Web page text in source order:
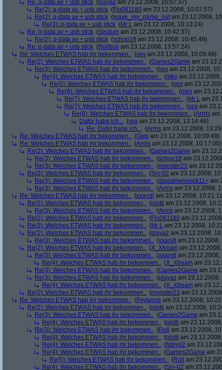
Re: g-data av + usb stick (playaz am 23.12.2008, 10:07:37)
Re(2): g-data av + usb stick (Flo061180 am 23.12.2008, 10:07:57)
Re(2): g-data av + usb stick ( leave_my_name_out am 23.12.2008,
Re(3): g-data av + usb stick (Mr L am 23.12.2008, 10:13:24)
Re: g-data av + usb stick (Sputum am 23.12.2008, 10:42:37)
Re(2): g-data av + usb stick (schop18 am 23.12.2008, 10:45:49)
Re: g-data av + usb stick (Roliboli am 23.12.2008, 13:57:24)
Re: Welches ETWAS hab ihr bekommen.. (vex am 23.12.2008, 10:09:49)
Re(2): Welches ETWAS hab ihr bekommen.. (Games2Game am
Re(3): Welches ETWAS hab ihr bekommen.. (vex am 23.12.2008,
Re(4): Welches ETWAS hab ihr bekommen.. (mko am
Re(5): Welches ETWAS hab ihr bekommen.. (vex am
Re(6): Welches ETWAS hab ihr bekommen.. (mko am
Re(7): Welches ETWAS hab ihr bekommen.. (Mr L am
Re(7): Welches ETWAS hab ihr bekommen.. (vex am
Re(8): Welches ETWAS hab ihr bekommen.. (Arrris am
Dafür habe ich... (vex am 23.12.2008, 13:14:46)
Re: Dafür habe ich... (Arrris am 23.12.2008,
Re: Welches ETWAS hab ihr bekommen.. (Gwp am 23.12.2008, 10:09:49)
Re: Welches ETWAS hab ihr bekommen.. (Arrris am 23.12.2008, 10:17:00)
Re(2): Welches ETWAS hab ihr bekommen.. (Games2Game am
Re(3): Welches ETWAS hab ihr bekommen.. (schop18 am
Re(3): Welches ETWAS hab ihr bekommen.. (monster23 am
Re(2): Welches ETWAS hab ihr bekommen.. (Srv-02 am 23.12.2008,
Re(3): Welches ETWAS hab ihr bekommen.. (dasistmeinnick11+ am
Re(3): Welches ETWAS hab ihr bekommen.. (Arrris am 23.12.2008,
Re: Welches ETWAS hab ihr bekommen.. (xxandl am 23.12.2008,
Re(2): Welches ETWAS hab ihr bekommen.. (plotti am 23.12.2008,
Re(3): Welches ETWAS hab ihr bekommen.. (Arrris am 23.12.2008,
Re(2): Welches ETWAS hab ihr bekommen.. (Flo061180 am
Re(2): Welches ETWAS hab ihr bekommen.. (Mr L am 23.12.2008,
Re(2): Welches ETWAS hab ihr bekommen.. (playaz am 23.12.2008,
Re(3): Welches ETWAS hab ihr bekommen.. (xxandl am 23.12.2008,
Re(2): Welches ETWAS hab ihr bekommen.. (X_Xtream am
Re(3): Welches ETWAS hab ihr bekommen.. (xxandl am 23.12.2008,
Re(4): Welches ETWAS hab ihr bekommen.. (X_Xtream am
Re(3): Welches ETWAS hab ihr bekommen.. (Games2Game am
Re(3): Welches ETWAS hab ihr bekommen.. (playaz am 23.12.2008,
Re(4): Welches ETWAS hab ihr bekommen.. (X_Xtream am
Re(2): Welches ETWAS hab ihr bekommen.. (monster23 am
Re: Welches ETWAS hab ihr bekommen.. (Psylence am 23.12.2008,
Re(2): Welches ETWAS hab ihr bekommen.. (plotti am 23.12.2008,
Re(3): Welches ETWAS hab ihr bekommen.. (Games2Game am
Re(4): Welches ETWAS hab ihr bekommen.. (plotti am
Re(3): Welches ETWAS hab ihr bekommen.. (Roli am 23.12.2008,
Re(4): Welches ETWAS hab ihr bekommen.. (plotti am
Re(4): Welches ETWAS hab ihr bekommen.. (fstingl2 am
Re(4): Welches ETWAS hab ihr bekommen.. (Games2Game am
Re(5): Welches ETWAS hab ihr bekommen.. (Roli am
Re(4): Welches ETWAS hab ihr bekommen.. (Srv-02 am